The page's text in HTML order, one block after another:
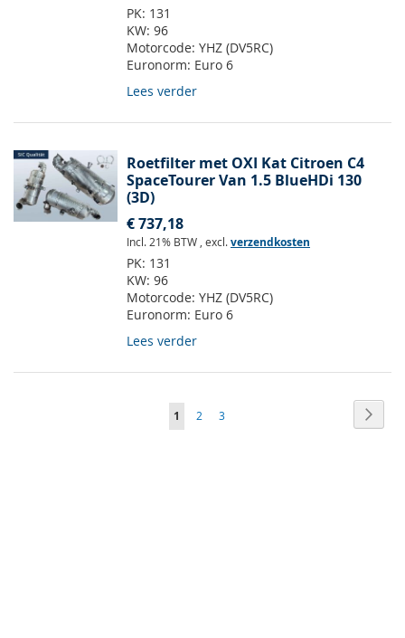
PK: 131
KW: 96
Motorcode: YHZ (DV5RC)
Euronorm: Euro 6
Lees verder
Roetfilter met OXI Kat Citroen C4
SpaceTourer Van 1.5 BlueHDi 130
(3D)
€ 737,18
Incl. 21% BTW , excl.verzendkosten
PK: 131
KW: 96
Motorcode: YHZ (DV5RC)
Euronorm: Euro 6
Lees verder
Pagina
U1 Pagina
2 Pagina
3